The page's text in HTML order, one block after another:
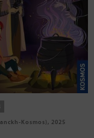
von
113, Magie der Hexe
Kosmos), 2025